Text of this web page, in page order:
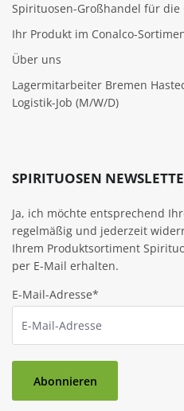
Spirituosen-Großhandel für die
Ihr Produkt im Conalco-
Über uns
Lagermitarbeiter Bremen
Logistik-Job (M/W/D)
SPIRITUOSEN
Ja, ich möchte entsprechend
regelmäßig und jederzeit
Ihrem Produktsortiment
per E-Mail erhalten.
E-Mail-Adresse*
Abonnieren